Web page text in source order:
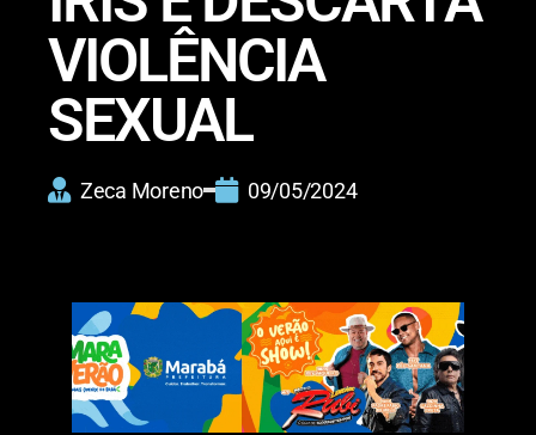
VIOLÊNCIA
SEXUAL
Zeca Moreno 09/05/2024